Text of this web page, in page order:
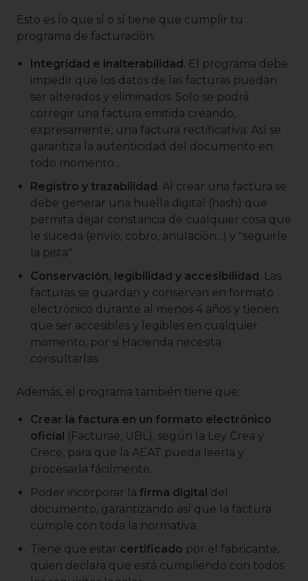
Esto es lo que sí o sí tiene que cumplir tu
programa de facturación:
Integridad e inalterabilidad. El programa debe
impedir que los datos de las facturas puedan
ser alterados y eliminados. Solo se podrá
corregir una factura emitida creando,
expresamente, una factura rectificativa. Así se
garantiza la autenticidad del documento en
todo momento...
Registro y trazabilidad. Al crear una factura se
debe generar una huella digital (hash) que
permita dejar constancia de cualquier cosa que
le suceda (envío, cobro, anulación...) y "seguirle
la pista".
Conservación, legibilidad y accesibilidad. Las
facturas se guardan y conservan en formato
electrónico durante al menos 4 años y tienen
que ser accesibles y legibles en cualquier
momento, por si Hacienda necesita
consultarlas.
Además, el programa también tiene que:
Crear la factura en un formato electrónico
oficial (Facturae, UBL), según la Ley Crea y
Crece, para que la AEAT pueda leerla y
procesarla fácilmente.
Poder incorporar la firma digital del
documento, garantizando así que la factura
cumple con toda la normativa.
Tiene que estar certificado por el fabricante,
quien declara que está cumpliendo con todos